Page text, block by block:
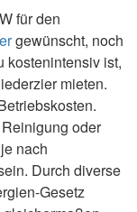
für den
gewünscht, noch
kostenintensiv ist,
mieten.
oder
nach
Durch diverse
Gesetz